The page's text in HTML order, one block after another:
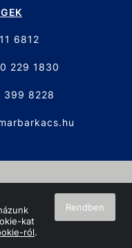
kat
ról.
Rendben
6812
229 1830
399 8228
jog fenntartva!
Kft.